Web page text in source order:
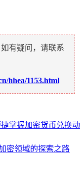
如有疑问，请联系
hhea/1153.html
掌握加密货币兑换动
密领域的探索之路